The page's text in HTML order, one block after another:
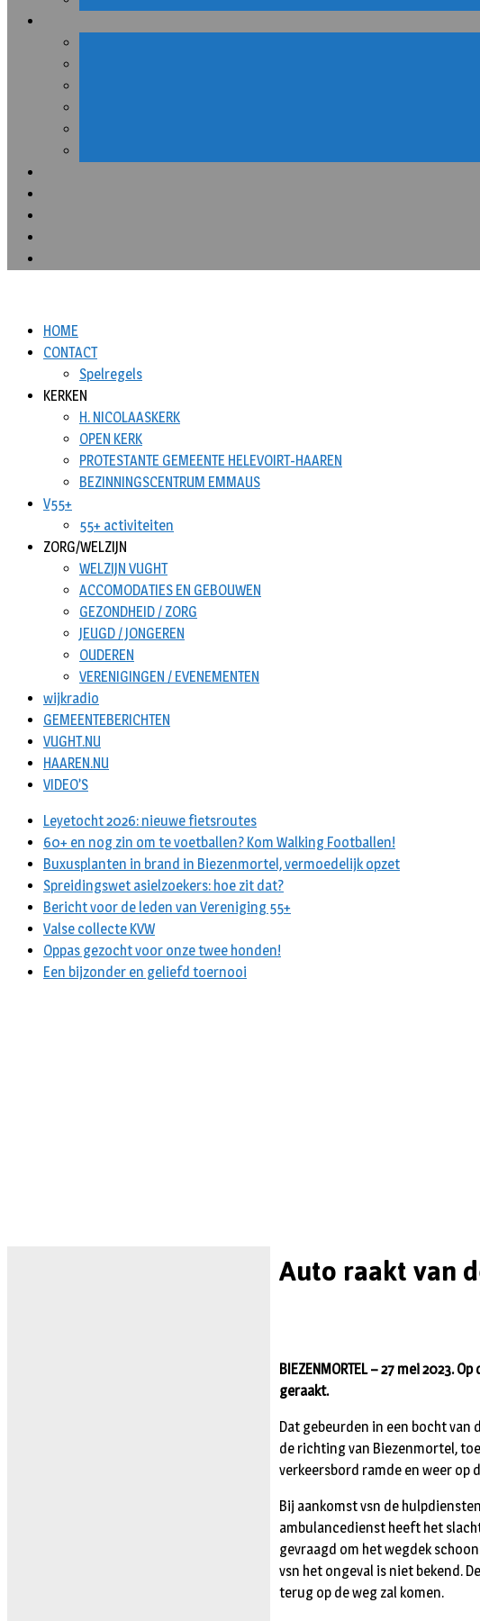
HOME
CONTACT
Spelregels
KERKEN
H. NICOLAASKERK
OPEN KERK
PROTESTANTE GEMEENTE HELEVOIRT-HAAREN
BEZINNINGSCENTRUM EMMAUS
V55+
55+ activiteiten
ZORG/WELZIJN
WELZIJN VUGHT
ACCOMODATIES EN GEBOUWEN
GEZONDHEID / ZORG
JEUGD / JONGEREN
OUDEREN
VERENIGINGEN / EVENEMENTEN
wijkradio
GEMEENTEBERICHTEN
VUGHT.NU
HAAREN.NU
VIDEO’S
Leyetocht 2026: nieuwe fietsroutes
60+ en nog zin om te voetballen? Kom Walking Footballen!
Buxusplanten in brand in Biezenmortel, vermoedelijk opzet
Spreidingswet asielzoekers: hoe zit dat?
Bericht voor de leden van Vereniging 55+
Valse collecte KVW
Oppas gezocht voor onze twee honden!
Een bijzonder en geliefd toernooi
Auto raakt van
BIEZENMORTEL – 27 mei 2023.
geraakt.
Dat gebeurden in een bocht
de richting van Biezenmortel,
verkeersbord ramde en weer op
Bij aankomst vsn de
ambulancedienst heeft het
gevraagd om het wegdek
vsn het ongeval is niet bekend.
terug op de weg zal komen.